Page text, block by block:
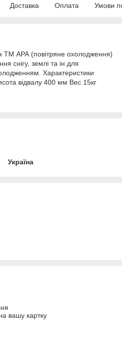
Доставка Оплата Умови
ТМ АРА (повітряне охолодження)
снігу, землі та ін для
Характеристики
відвалу 400 мм Вес 15кг
Україна
вашу картку